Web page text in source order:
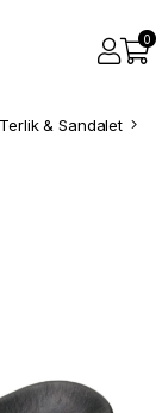
0
Terlik & Sandalet